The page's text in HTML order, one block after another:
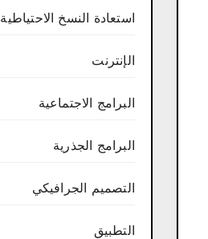
استعادة النسخ الاحتياطية
الإنترنت
البرامج الاجتماعية
البرامج الجذرية
التصميم الجرافيكي
التطبيق